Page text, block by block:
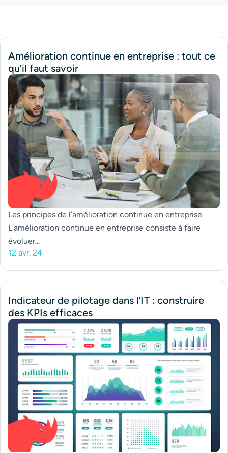
Amélioration continue en entreprise : tout ce
qu’il faut savoir
Les principes de l’amélioration continue en entreprise
L’amélioration continue en entreprise consiste à faire
évoluer...
12 avr. 24
Indicateur de pilotage dans l’IT : construire
des KPIs efficaces